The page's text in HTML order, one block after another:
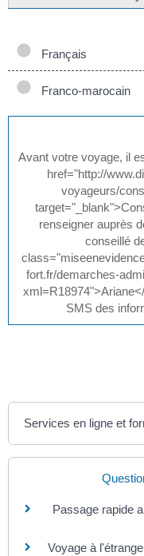
Français
Franco-marocain
Avant votre voyage, il
href="http://
voyageurs/
renseigner auprès
conseillé
fort.fr/demarches-
SMS des
Services en ligne et
Passage rapide
Voyage à